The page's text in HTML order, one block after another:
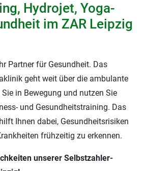
Hydrojet, Yoga-
im ZAR Leipzig
Partner für Gesundheit. Das
geht weit über die ambulante
in Bewegung und nutzen Sie
und Gesundheitstraining. Das
Ihnen dabei, Gesundheitsrisiken
frühzeitig zu erkennen.
unserer Selbstzahler-